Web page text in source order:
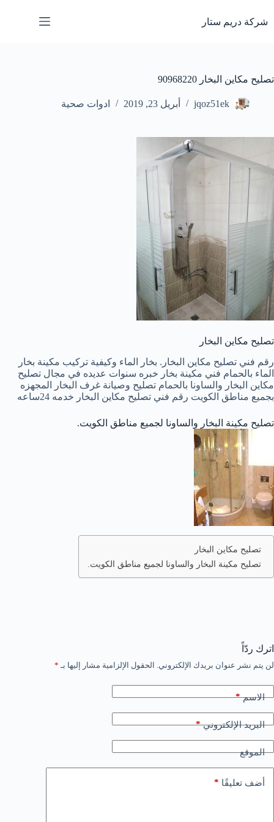
إلى
المحتوى
شركة دريم ستار
تصليح مكاين البخار 90968220
jqoz51ek أبريل 23, 2019 ادوات صحية
تصليح مكاين البخار
رقم فني تصليح مكاين البخار. بخار الماء وكيفية تركيب مكينة بخار
الماء بالحمام فني مكينة بخار خبره سنوات عديده في مجال تصليح
مكاين البخار والساونا بالحمام تصليح وصيانة غرف البخار المجهزه
بجميع مناطق الكويت رقم فني تصليح مكاين البخار خدمه 24ساعه
تصليح مكينة البخار والساونا لجميع مناطق الكويت.
تصليح مكاين البخار
تصليح مكينة البخار والساونا لجميع مناطق الكويت.
اترك ردّاً
لن يتم نشر عنوان بريدك الإلكتروني. الحقول الإلزامية مشار إليها بـ *
الاسم*
البريد الإلكتروني*
الموقع
أضف تعليقًا *